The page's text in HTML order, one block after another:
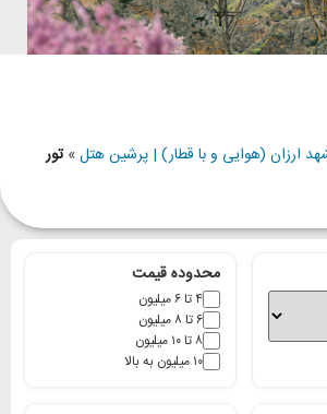
ارزان (هوایی و با قطار) | پرشین هتل»تور
محدوده قیمت
۴ تا ۶ میلیون
۶ تا ۸ میلیون
۸ تا ۱۰ میلیون
۱۰ میلیون به بالا